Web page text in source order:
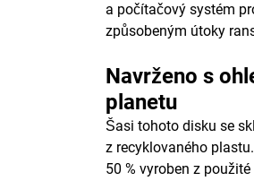
a počítačový systém
způsobeným útoky
Navrženo s
planetu
Šasi tohoto disku se
z recyklovaného
50 % vyroben z